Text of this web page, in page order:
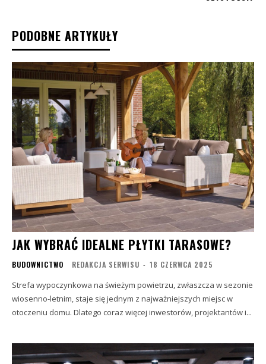
PODOBNE ARTYKUŁY
JAK WYBRAĆ IDEALNE PŁYTKI TARASOWE?
BUDOWNICTWO REDAKCJA SERWISU - 18 CZERWCA 2025
Strefa wypoczynkowa na świeżym powietrzu, zwłaszcza w sezonie
wiosenno-letnim, staje się jednym z najważniejszych miejsc w
otoczeniu domu. Dlatego coraz więcej inwestorów, projektantów i...